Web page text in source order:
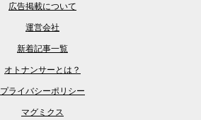
広告掲載について
運営会社
新着記事一覧
オトナンサーとは？
プライバシーポリシー
マグミクス